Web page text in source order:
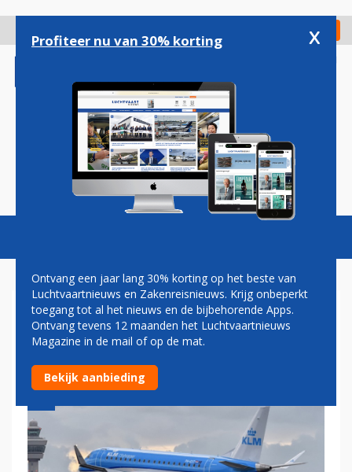
gaan
Check in
Magazine Podcasts Vacatures
KLM STAAKT LIJNDIENST
NAAR SOUTHAMPTON
Profiteer nu van 30% korting x
Ontvang een jaar lang 30% korting op het beste van
Luchtvaartnieuws en Zakenreisnieuws. Krijg onbeperkt
toegang tot al het nieuws en de bijbehorende Apps.
Ontvang tevens 12 maanden het Luchtvaartnieuws
Magazine in de mail of op de mat.
Bekijk aanbieding